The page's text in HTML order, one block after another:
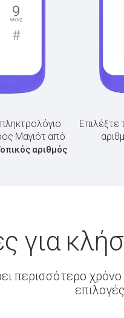
Μαγιότ από
αριθμός
Επιλέξτε
για
περισσότερο